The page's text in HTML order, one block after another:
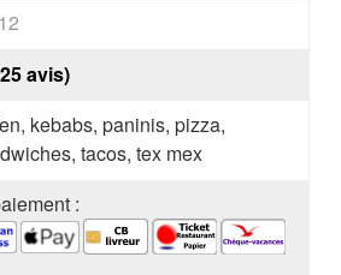
avis)
kebabs, paninis, pizza,
tacos, tex mex
: